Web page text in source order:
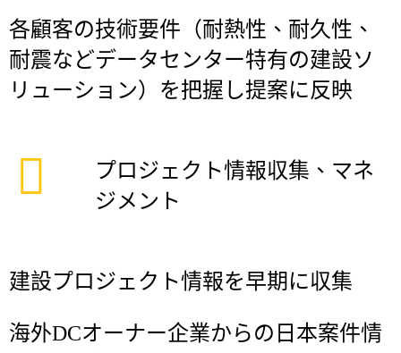
各顧客の技術要件（耐熱性、耐久性、
耐震などデータセンター特有の建設ソ
リューション）を把握し提案に反映
プロジェクト情報収集、マネ
ジメント
建設プロジェクト情報を早期に収集
海外DCオーナー企業からの日本案件情